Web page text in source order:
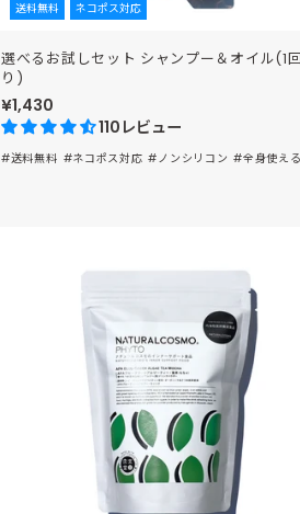
送料無料 ネコポス対応
選べるお試しセット シャンプー＆オイル(1
り)
¥1,430
110レビュー
#送料無料 #ネコポス対応 #ノンシリコン #全身使える